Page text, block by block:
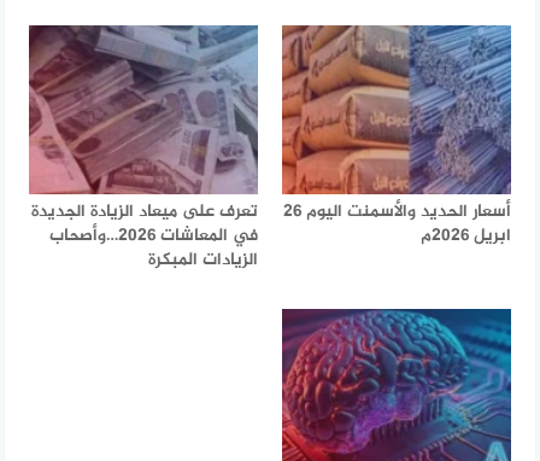
أسعار الحديد والأسمنت اليوم 26
ابريل 2026م
تعرف على ميعاد الزيادة الجديدة
في المعاشات 2026…وأصحاب
الزيادات المبكرة